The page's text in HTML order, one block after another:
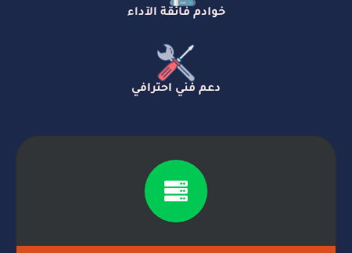
خوادم فائقة الآداء
دعم فني احترافي